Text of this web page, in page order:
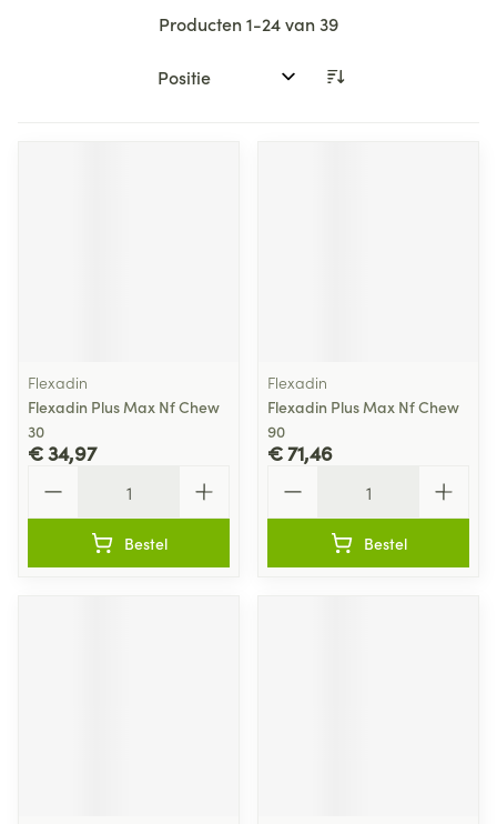
Producten1-24van39
Sorteer op:
Flexadin
Flexadin Plus Max Nf Chew
30
€ 34,97
Bestel
Flexadin
Flexadin Plus Max Nf Chew
90
€ 71,46
Bestel